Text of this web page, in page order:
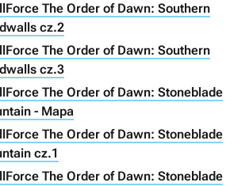
The Order of Dawn: Southern
cz.2
The Order of Dawn: Southern
cz.3
The Order of Dawn: Stoneblade
- Mapa
The Order of Dawn: Stoneblade
cz.1
The Order of Dawn: Stoneblade